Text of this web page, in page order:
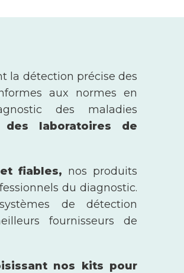
la détection précise des
aux normes en
des maladies
laboratoires de
fiables, nos produits
du diagnostic.
de détection
fournisseurs de
nos kits pour